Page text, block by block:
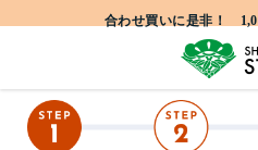
合わせ買いに是非！